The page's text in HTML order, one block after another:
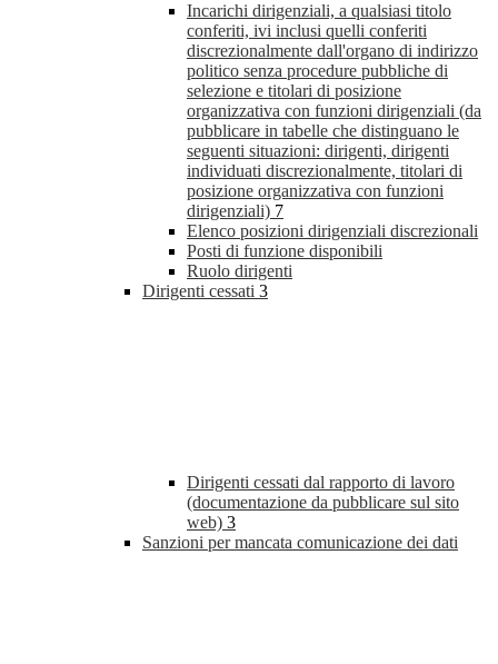
Incarichi dirigenziali, a qualsiasi titolo
conferiti, ivi inclusi quelli conferiti
discrezionalmente dall'organo di indirizzo
politico senza procedure pubbliche di
selezione e titolari di posizione
organizzativa con funzioni dirigenziali (da
pubblicare in tabelle che distinguano le
seguenti situazioni: dirigenti, dirigenti
individuati discrezionalmente, titolari di
posizione organizzativa con funzioni
dirigenziali) 7
Elenco posizioni dirigenziali discrezionali
Posti di funzione disponibili
Ruolo dirigenti
Dirigenti cessati 3
Dirigenti cessati dal rapporto di lavoro
(documentazione da pubblicare sul sito
web) 3
Sanzioni per mancata comunicazione dei dati